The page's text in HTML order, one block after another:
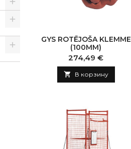
GYS ROTĒJOŠA KLEMME
(100MM)
Цена
274,49 €
 В корзину